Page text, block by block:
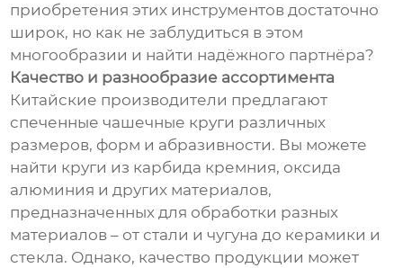
приобретения этих инструментов достаточно
широк, но как не заблудиться в этом
многообразии и найти надёжного партнёра?
Качество и разнообразие ассортимента
Китайские производители предлагают
спеченные чашечные круги различных
размеров, форм и абразивности. Вы можете
найти круги из карбида кремния, оксида
алюминия и других материалов,
предназначенных для обработки разных
материалов – от стали и чугуна до керамики и
стекла. Однако, качество продукции может